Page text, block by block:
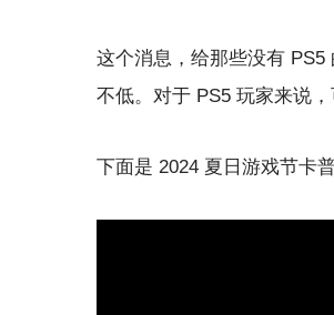
这个消息，给那些没有
不低。对于 PS5 玩家来说
下面是 2024 夏日游戏节卡